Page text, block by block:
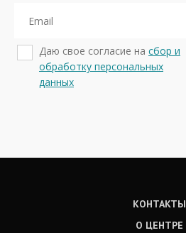
Даю свое согласие на сбор и
обработку персональных
данных
КОНТАКТЫ
О ЦЕНТРЕ